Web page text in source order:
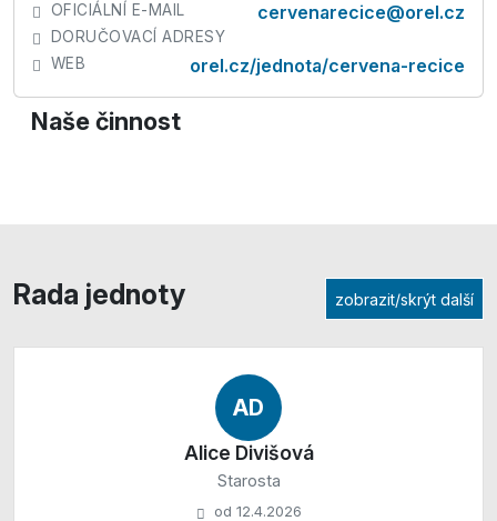
OFICIÁLNÍ E-MAIL cervenarecice@orel.cz
DORUČOVACÍ ADRESY
WEB
orel.cz/jednota/cervena-recice
Naše činnost
Rada jednoty zobrazit/skrýt další
AD
Alice Divišová
Starosta
od 12.4.2026